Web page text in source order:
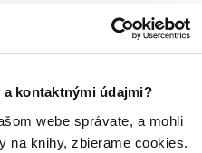
kontaktnými údajmi?
webe správate, a mohli
na knihy, zbierame cookies.